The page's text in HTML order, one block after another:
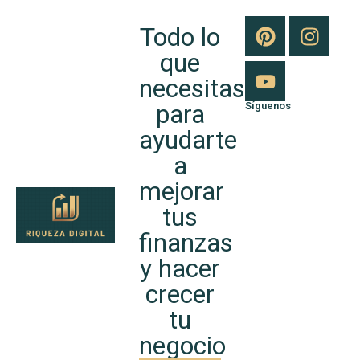
Todo lo
que
necesitas
para
ayudarte
a
mejorar
tus
finanzas
y hacer
crecer
tu
negocio
Síguenos